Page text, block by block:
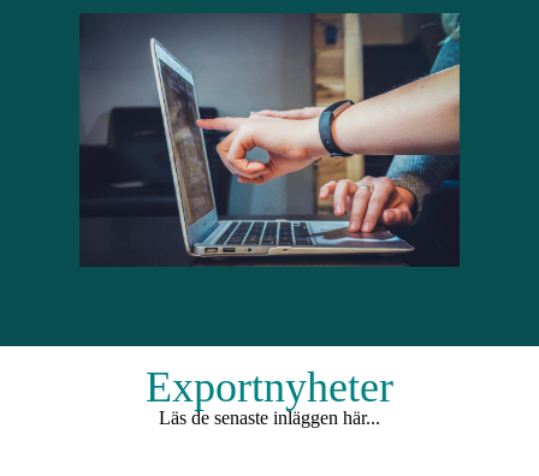
Exportnyheter
Läs de senaste inläggen här...